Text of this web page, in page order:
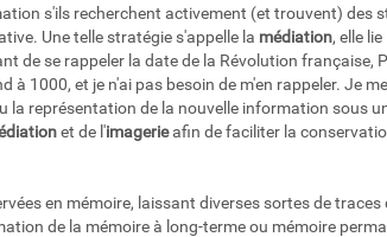
s'ils recherchent activement (et trouvent) des
Une telle stratégie s'appelle la médiation, elle
de se rappeler la date de la Révolution française,
à 1000, et je n'ai pas besoin de m'en rappeler. Je
la représentation de la nouvelle information sous
et de l'imagerieafin de faciliter la
en mémoire, laissant diverses sortes de
de la mémoire à long-terme ou mémoire